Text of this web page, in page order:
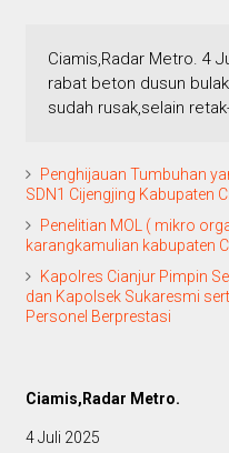
Ciamis,Radar Metro. 4
rabat beton dusun
sudah rusak,selain
Penghijauan Tumbuhan
SDN1 Cijengjing Kabupaten
Penelitian MOL ( mikro
karangkamulian kabupaten
Kapolres Cianjur Pimpin
dan Kapolsek Sukaresmi
Personel Berprestasi
Ciamis,Radar Metro.
4 Juli 2025